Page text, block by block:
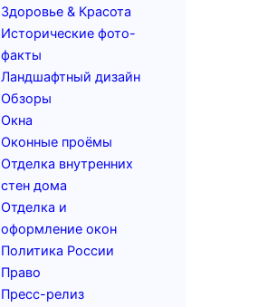
Здоровье & Красота
Исторические фото-
факты
Ландшафтный дизайн
Обзоры
Окна
Оконные проёмы
Отделка внутренних
стен дома
Отделка и
оформление окон
Политика России
Право
Пресс-релиз